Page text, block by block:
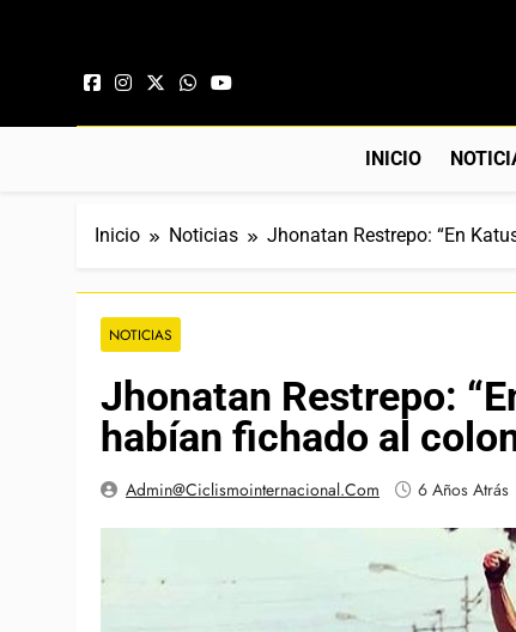
INICIO
Inicio Noticias Jhonatan Restrepo: “En
NOTICIAS
Jhonatan Restrepo:
habían fichado al
Admin@ciclismointernacional.com 6 Años Atrás